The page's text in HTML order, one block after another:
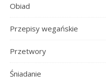
Obiad
Przepisy wegańskie
Przetwory
Śniadanie